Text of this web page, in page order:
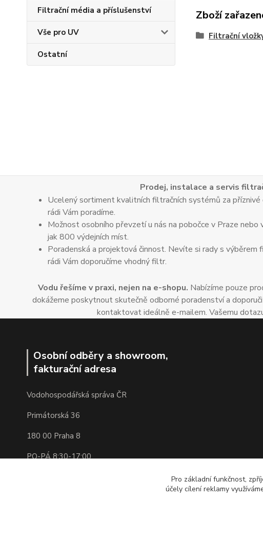
Filtrační média a příslušenství
Vše pro UV
Ostatní
Zboží
Filtrační
Prodej, instalace a servis
Ucelený sortiment kvalitních filtračních systémů za příznivé
rádi Vám poradíme.
Možnost osobního převzetí u nás na pobočce v Praze nebo
jak 800 výdejních míst.
Poradenská a projektová činnost. Nevíte si rady s výběrem
rádi Vám doporučíme vhodný filtr.
Vodu řešíme v praxi, nejen na e-shopu. Nabízíme pouze
dokážeme poskytnout skutečně odborné poradenství a
kontaktovat ideálně e-mailem. Vašemu
Osobní odběry a showroom,
fakturační adresa
Vodohospodářská správa ČR
Primátorská 36
180 00 Praha 8
PO-PÁ 8:30-17:00
Pro základní funkčnost,
účely cílení reklamy